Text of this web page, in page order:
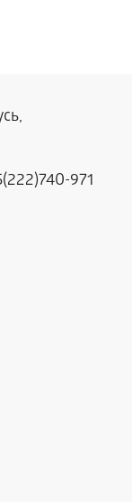
971